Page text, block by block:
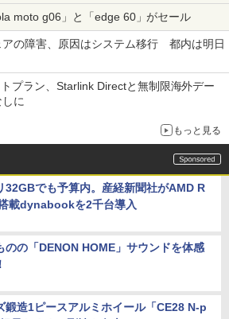
moto g06」と「edge 60」がセール
アの障害、原因はシステム移行 都内は明日
トプラン、Starlink Directと無制限海外デー
に
もっと見る
32GBでも予算内。産経新聞社がAMD R
載dynabookを2千台導入
のの「DENON HOME」サウンドを体感
鍛造1ピースアルミホイール「CE28 N-p